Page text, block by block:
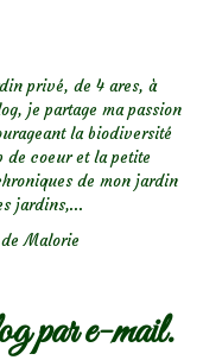
privé, de 4 ares, à
je partage ma passion
la biodiversité
de coeur et la petite
de mon jardin
jardins,...
Malorie
par e-mail.